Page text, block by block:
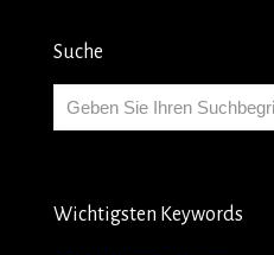
Suche
Wichtigsten Keywords